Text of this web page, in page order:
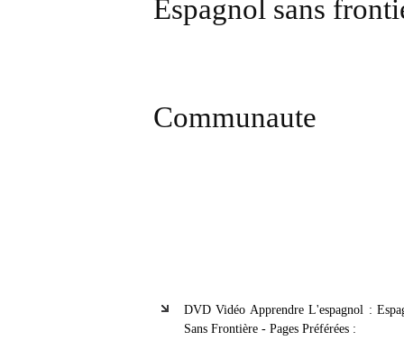
Espagnol sans
Communaute
DVD Vidéo Apprendre L'espagnol :
Sans Frontière - Pages Préférées :